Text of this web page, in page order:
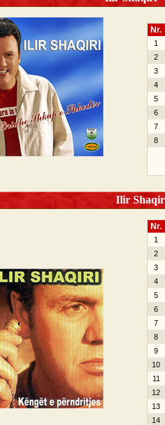
Nr.
1
2
3
4
5
6
7
8
Ilir
Nr.
1
2
3
4
5
6
7
8
9
10
11
12
13
14